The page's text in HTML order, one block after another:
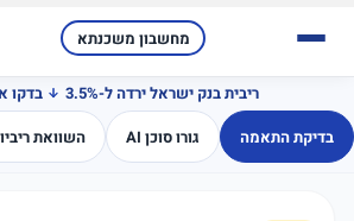
מחשבון משכנתא
ריבית בנק ישראל ירדה ל-3.5%
בדקו
בדיקת התאמה
גורו סוכן AI השוואת